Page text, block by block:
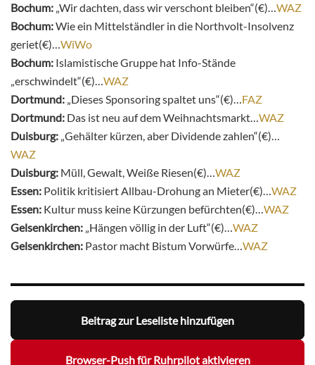
Bochum: „Wir dachten, dass wir verschont bleiben“(€)…WAZ
Bochum:Wie ein Mittelständler in die Northvolt-Insolvenz
geriet(€)…WiWo
Bochum: Islamistische Gruppe hat Info-Stände
„erschwindelt“(€)…WAZ
Dortmund: „Dieses Sponsoring spaltet uns“(€)…FAZ
Dortmund: Das ist neu auf dem Weihnachtsmarkt…WAZ
Duisburg: „Gehälter kürzen, aber Dividende zahlen“(€)…
WAZ
Duisburg: Müll, Gewalt, Weiße Riesen(€)…WAZ
Essen: Politik kritisiert Allbau-Drohung an Mieter(€)…WAZ
Essen: Kultur muss keine Kürzungen befürchten(€)…WAZ
Gelsenkirchen: „Hängen völlig in der Luft“(€)…WAZ
Gelsenkirchen: Pastor macht Bistum Vorwürfe…WAZ
Beitrag zur Leseliste hinzufügen
Browser-Push für Ruhrpilot aktivieren